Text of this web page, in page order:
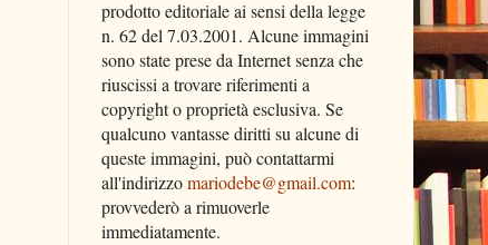
prodotto editoriale ai sensi della legge
n. 62 del 7.03.2001. Alcune immagini
sono state prese da Internet senza che
riuscissi a trovare riferimenti a
copyright o proprietà esclusiva. Se
qualcuno vantasse diritti su alcune di
queste immagini, può contattarmi
all'indirizzomariodebe@gmail.com:
provvederò a rimuoverle
immediatamente.